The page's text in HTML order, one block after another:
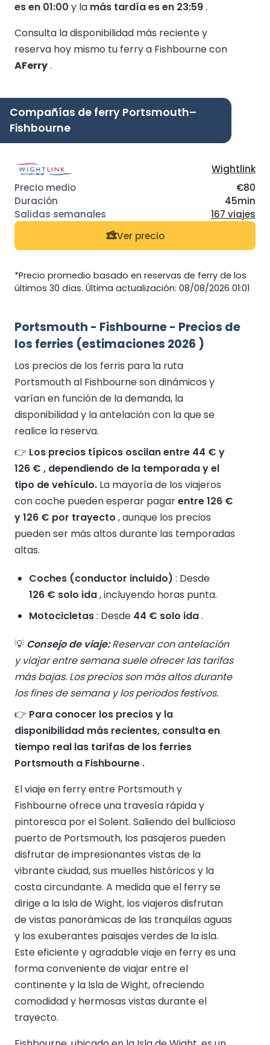
es en 01:00 y la más tardía es en 23:59.
Consulta la disponibilidad más reciente y
reserva hoy mismo tu ferry a Fishbourne con
AFerry.
Compañías de ferry Portsmouth–
Fishbourne
Wightlink
€80
45min
167 viajes
Ver precio
*Precio promedio basado en reservas de ferry de los
últimos 30 días. Última actualización: 08/08/2026 01:01
Portsmouth - Fishbourne - Precios de
los ferries (estimaciones 2026 )
Los precios de los ferris para la ruta
Portsmouth al Fishbourne son dinámicos y
varían en función de la demanda, la
disponibilidad y la antelación con la que se
realice la reserva.
👉 Los precios típicos oscilan entre 44 € y
126 € , dependiendo de la temporada y el
tipo de vehículo. La mayoría de los viajeros
con coche pueden esperar pagarentre 126 €
y 126 € por trayecto , aunque los precios
pueden ser más altos durante las temporadas
altas.
Coches (conductor incluido) : Desde
126 € solo ida, incluyendo horas punta.
Motocicletas: Desde 44 € solo ida.
💡 Consejo de viaje:Reservar con antelación
y viajar entre semana suele ofrecer las tarifas
más bajas. Los precios son más altos durante
los fines de semana y los periodos festivos.
👉 Para conocer los precios y la
disponibilidad más recientes, consulta en
tiempo real las tarifas de los ferries
Portsmouth a Fishbourne .
El viaje en ferry entre Portsmouth y
Fishbourne ofrece una travesía rápida y
pintoresca por el Solent. Saliendo del bullicioso
puerto de Portsmouth, los pasajeros pueden
disfrutar de impresionantes vistas de la
vibrante ciudad, sus muelles históricos y la
costa circundante. A medida que el ferry se
dirige a la Isla de Wight, los viajeros disfrutan
de vistas panorámicas de las tranquilas aguas
y los exuberantes paisajes verdes de la isla.
Este eficiente y agradable viaje en ferry es una
forma conveniente de viajar entre el
continente y la Isla de Wight, ofreciendo
comodidad y hermosas vistas durante el
trayecto.